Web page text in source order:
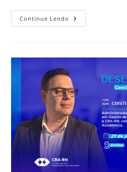
Continue Lendo Decisão
Do
Dos
Regionais
De
Administração